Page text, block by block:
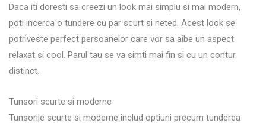
Daca iti doresti sa creezi un look mai simplu si mai modern,
poti incerca o tundere cu par scurt si neted. Acest look se
potriveste perfect persoanelor care vor sa aibe un aspect
relaxat si cool. Parul tau se va simti mai fin si cu un contur
distinct.
Tunsori scurte si moderne
Tunsorile scurte si moderne includ optiuni precum tunderea